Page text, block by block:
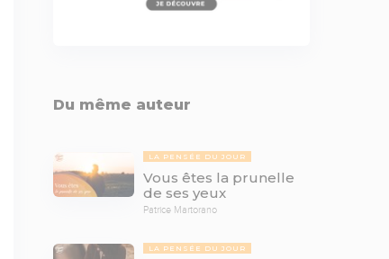
Du même auteur
LA PENSÉE DU JOUR
Vous êtes la prunelle
de ses yeux
Patrice Martorano
LA PENSÉE DU JOUR